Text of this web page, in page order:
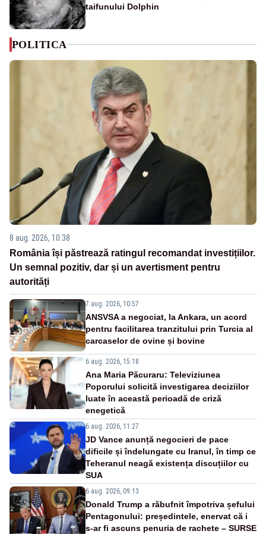
taifunului Dolphin
POLITICA
8 aug. 2026, 10:38
România își păstrează ratingul recomandat investițiilor.
Un semnal pozitiv, dar și un avertisment pentru
autorități
7 aug. 2026, 10:57
ANSVSA a negociat, la Ankara, un acord
pentru facilitarea tranzitului prin Turcia al
carcaselor de ovine și bovine
6 aug. 2026, 15:18
Ana Maria Păcuraru: Televiziunea
Poporului solicită investigarea deciziilor
luate în această perioadă de criză
enegetică
6 aug. 2026, 11:27
JD Vance anunță negocieri de pace
dificile și îndelungate cu Iranul, în timp ce
Teheranul neagă existența discuțiilor cu
SUA
6 aug. 2026, 09:13
Donald Trump a răbufnit împotriva șefului
Pentagonului: președintele, enervat că i
s-ar fi ascuns penuria de rachete – SURSE